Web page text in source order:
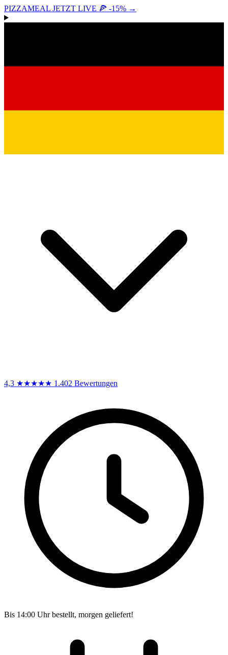
PIZZAMEAL JETZT LIVE 🍕 -15% →
4,3 ★★★★★ 1.402 Bewertungen
Bis 14:00 Uhr bestellt, morgen geliefert!